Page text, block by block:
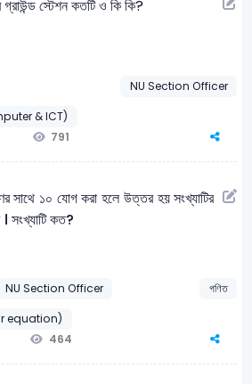
গ্রাউন্ড স্টেশন কতটি ও কি কি?
NU Section Officer
& ICT)
791
সাথে ১০ যোগ করা হলে উত্তর হয় সংখ্যাটির
সংখ্যাটি কত?
NU Section Officer
গণিত
equation)
464